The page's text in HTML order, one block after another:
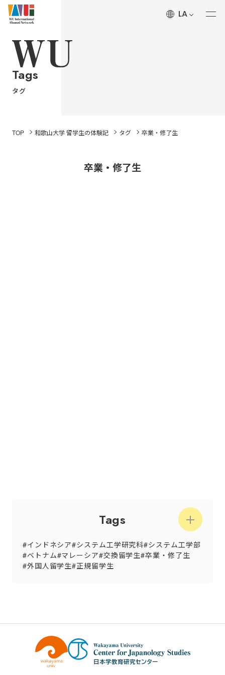
ALUMNI’S Voice
和歌山大学 留学生の体験記
About
History
LA
Tags
タグ
TOP 和歌山大学 留学生の体験記 タグ 卒業・修了生
卒業・修了生
Tags
インドネシア システム工学研究科 システム工学部
ベトナム マレーシア 交換留学生 卒業・修了生
外国人留学生 正規留学生